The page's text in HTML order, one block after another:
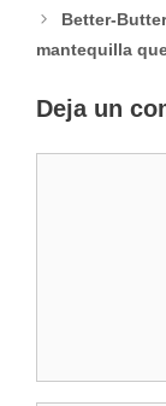
Better-
mantequilla
Deja un